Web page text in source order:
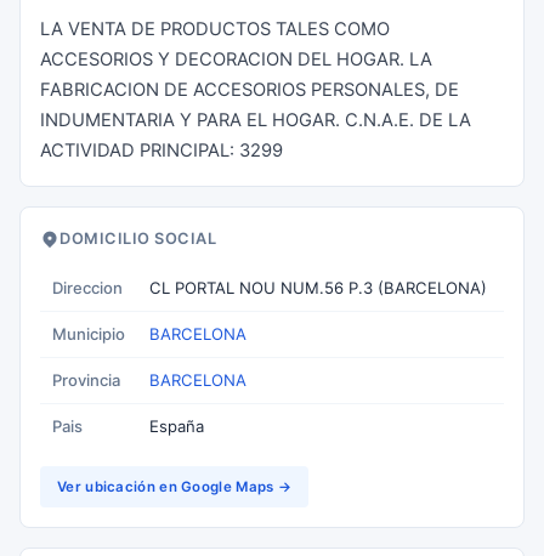
LA VENTA DE PRODUCTOS TALES COMO
ACCESORIOS Y DECORACION DEL HOGAR. LA
FABRICACION DE ACCESORIOS PERSONALES, DE
INDUMENTARIA Y PARA EL HOGAR. C.N.A.E. DE LA
ACTIVIDAD PRINCIPAL: 3299
DOMICILIO SOCIAL
Direccion CL PORTAL NOU NUM.56 P.3 (BARCELONA)
Municipio BARCELONA
Provincia BARCELONA
Pais España
Ver ubicación en Google Maps →